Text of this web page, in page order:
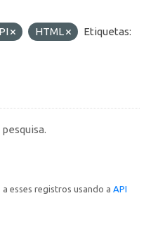
HTML
Etiquetas:
esses registros usando a API